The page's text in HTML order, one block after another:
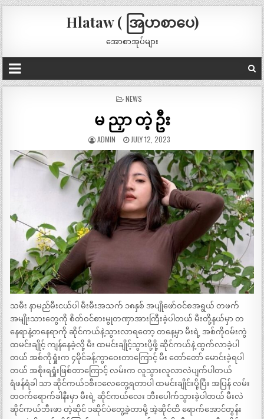
Hlataw ( အြပာစာပေ)
အောစာအုပ်များ
POSTED
NEWS
မ ညှာ တဲ့ ဦး
ADMIN JULY 12, 2023
သမီး နာမည်မီးငယ်ပါ မီးမီးအသက် ၁၈နှစ် အပျိုဖော်ဝင်စအရွယ် တဖက်
အမျိုးသားတွေကို စိတ်ဝင်စားမွုတဏှာအားကြီးခဲ့ပါတယ် မီးတို့နယ်မှာ တ
နေရာနဲ့တနေရာကို ဆိုင်ကယ်နဲ့သွားလာရတော့ တနေ့မှာ မီးရဲ့ အစ်ကိုဝမ်းကွဲ
ထမင်းချိုင့် ကျန်နေခဲ့လို့ မီး ထမင်းချိုင့်သွားပို့ဖို့ ဆိုင်ကယ်နဲ့ ထွက်လာခဲ့ပါ
တယ် အစ်ကိုရှုံးက ၄မိုင်ခန့်ကွာဝေးတာကြောင့် မီး တော်တော် မောင်းခဲ့ရပါ
တယ် အစိုးရရှုံးဖြစ်တာကြောင့် လမ်းက လူသွားလူလာလဲပျက်ပါတယ်
ရံဖန်ရံခါ သာ ဆိုင်ကယ်၁စီး၁လေတွေ့ရတာပါ ထမင်းချိုင်းပို့ပြီး အပြန် လမ်း
တဝက်ရောက်ခါနီးမှာ မီးရဲ့ ဆိုင်ကယ်လေး ဘီးပေါက်သွားခဲ့ပါတယ် မီးလဲ
ဆိုင်ကယ်ဘီးဖာ တဲ့ဆိုင် ၁ဆိုင်ပဲတွေ့ခဲ့တာမို့ အဲ့ဆိုင်ထိ ရောက်အောင်တွန်း